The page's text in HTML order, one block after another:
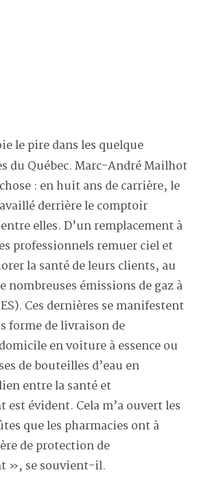
du Québec. Marc-André Mailhot
: en huit ans de carrière, le
derrière le comptoir
elles. D’un remplacement à
professionnels remuer ciel et
la santé de leurs clients, au
nombreuses émissions de gaz à
Ces dernières se manifestent
forme de livraison de
en voiture à essence ou
de bouteilles d’eau en
entre la santé et
est évident. Cela m’a ouvert les
que les pharmacies ont à
de protection de
», se souvient-il.